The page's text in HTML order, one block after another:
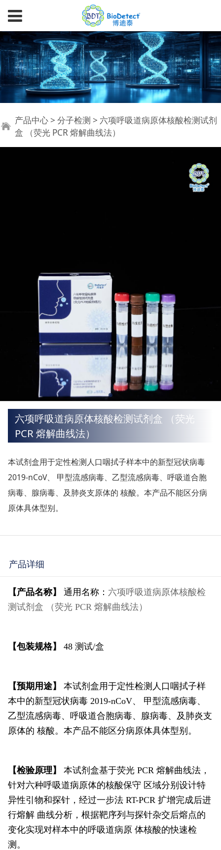
六项呼吸道病原体核酸
检测试剂盒 （荧光 PCR
产品中心 > 分子检测 > 六项呼吸道病原体核酸检测试剂
盒 （荧光 PCR 熔解曲线法）
六项呼吸道病原体核酸检测试剂盒 （荧光
PCR 熔解曲线法）
本试剂盒用于定性检测人口咽拭子样本中的新型冠状病毒
2019-nCoV、 甲型流感病毒、乙型流感病毒、呼吸道合胞
病毒、腺病毒、及肺炎支原体的 核酸。本产品不能区分病
原体具体型别。
产品详细
【产品名称】 通用名称： 六项呼吸道病原体核酸检
测试剂盒 （荧光 PCR 熔解曲线法）
【包装规格】 48 测试/盒
【预期用途】 本试剂盒用于定性检测人口咽拭子样
本中的新型冠状病毒 2019-nCoV、 甲型流感病毒、
乙型流感病毒、呼吸道合胞病毒、腺病毒、及肺炎支
原体的 核酸。本产品不能区分病原体具体型别。
【检验原理】 本试剂盒基于荧光 PCR 熔解曲线法，
针对六种呼吸道病原体的核酸保守 区域分别设计特
异性引物和探针，经过一步法 RT-PCR 扩增完成后进
行熔解 曲线分析，根据靶序列与探针杂交后熔点的
变化实现对样本中的呼吸道病原 体核酸的快速检
测。